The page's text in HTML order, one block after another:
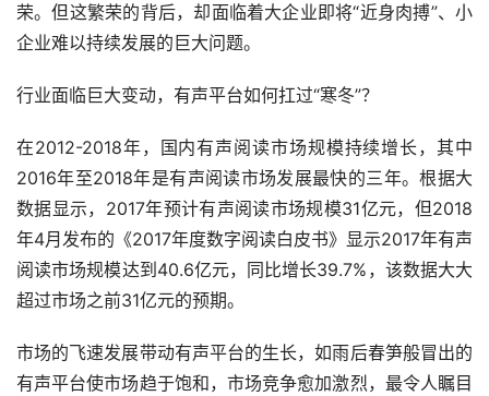
荣。但这繁荣的背后，却面临着大企业即将“近身肉搏”、小
企业难以持续发展的巨大问题。
行业面临巨大变动，有声平台如何扛过“寒冬”？
在2012-2018年，国内有声阅读市场规模持续增长，其中
2016年至2018年是有声阅读市场发展最快的三年。根据大
数据显示，2017年预计有声阅读市场规模31亿元，但2018
年4月发布的《2017年度数字阅读白皮书》显示2017年有声
阅读市场规模达到40.6亿元，同比增长39.7%，该数据大大
超过市场之前31亿元的预期。
市场的飞速发展带动有声平台的生长，如雨后春笋般冒出的
有声平台使市场趋于饱和，市场竞争愈加激烈，最令人瞩目